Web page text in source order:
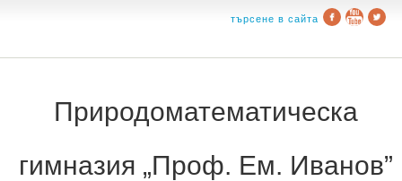
търсене в сайта
Природоматематическа
гимназия „Проф. Ем. Иванов”